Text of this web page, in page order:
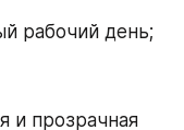
рабочий день;
и прозрачная